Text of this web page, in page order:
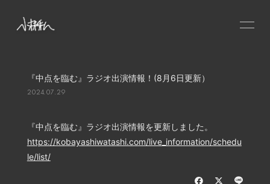
NEWS
VIDEO
DISCOGRAPHY
『中点を臨む』ラジオ出演情報！(8月6日更新）
2024.07.29
『中点を臨む』ラジオ出演情報を更新しました。
https://kobayashiwatashi.com/live_information/schedu
le/list/